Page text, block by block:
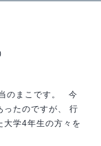
のまこです。 今
ったのですが、 行
大学4年生の方々を